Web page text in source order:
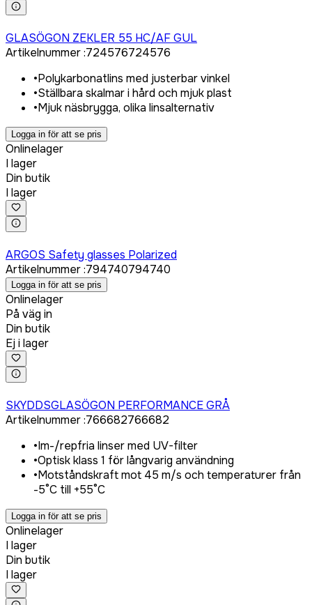
GLASÖGON ZEKLER 55 HC/AF GUL
Artikelnummer:724576724576
•Polykarbonatlins med justerbar vinkel
•Ställbara skalmar i hård och mjuk plast
•Mjuk näsbrygga, olika linsalternativ
Logga in för att se pris
Onlinelager
I lager
Din butik
I lager
ARGOS Safety glasses Polarized
Artikelnummer:794740794740
Logga in för att se pris
Onlinelager
På väg in
Din butik
Ej i lager
SKYDDSGLASÖGON PERFORMANCE GRÅ
Artikelnummer:766682766682
•Im-/repfria linser med UV-filter
•Optisk klass 1 för långvarig användning
•Motståndskraft mot 45 m/s och temperaturer från
-5°C till +55°C
Logga in för att se pris
Onlinelager
I lager
Din butik
I lager